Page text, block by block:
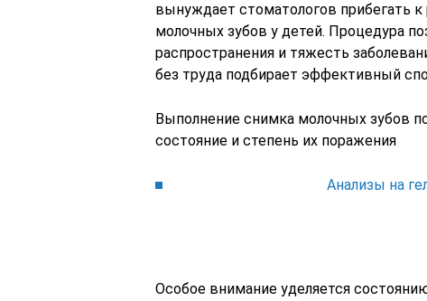
вынуждает стоматологов прибегать
молочных зубов у детей. Процедура
распространения и тяжесть
без труда подбирает эффективный
Выполнение снимка молочных зубов
состояние и степень их поражения
Анализы на
Особое внимание уделяется